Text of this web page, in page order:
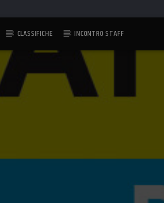
CLASSIFICHE INCONTRO STAFF